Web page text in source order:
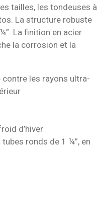
tailles, les tondeuses à
La structure robuste
La finition en acier
la corrosion et la
les rayons ultra-
d’hiver
ronds de 1 ¼”, en